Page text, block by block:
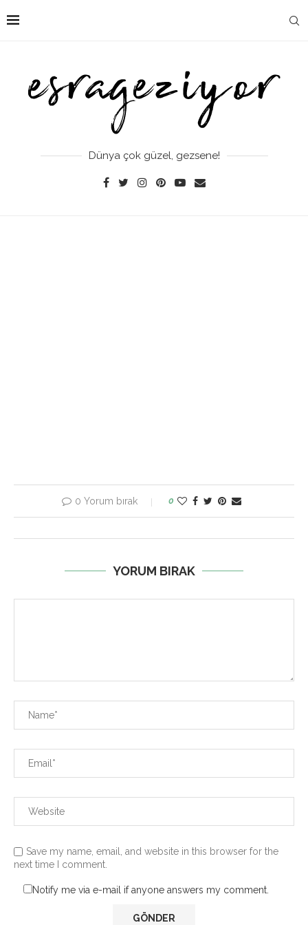
Dünya çok güzel, gezsene!
0 Yorum bırak 0
YORUM BIRAK
Save my name, email, and website in this browser for the
next time I comment.
Notify me via e-mail if anyone answers my comment.